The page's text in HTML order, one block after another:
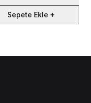
Sepete Ekle